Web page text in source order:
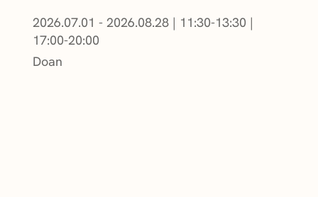
2026.07.01 - 2026.08.28 | 11:30-13:30 |
17:00-20:00
Doan